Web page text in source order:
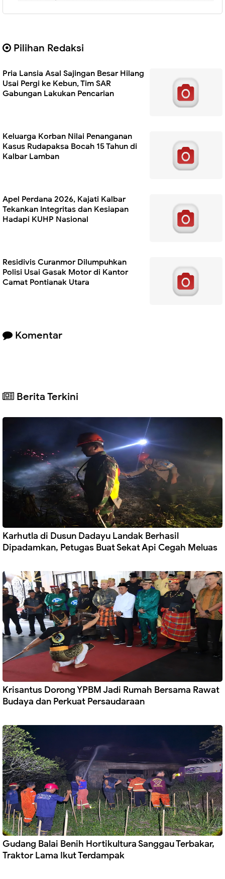
Pilihan Redaksi
Pria Lansia Asal Sajingan Besar Hilang
Usai Pergi ke Kebun, Tim SAR
Gabungan Lakukan Pencarian
Keluarga Korban Nilai Penanganan
Kasus Rudapaksa Bocah 15 Tahun di
Kalbar Lamban
Apel Perdana 2026, Kajati Kalbar
Tekankan Integritas dan Kesiapan
Hadapi KUHP Nasional
Residivis Curanmor Dilumpuhkan
Polisi Usai Gasak Motor di Kantor
Camat Pontianak Utara
Komentar
Berita Terkini
Karhutla di Dusun Dadayu Landak Berhasil
Dipadamkan, Petugas Buat Sekat Api Cegah Meluas
Krisantus Dorong YPBM Jadi Rumah Bersama Rawat
Budaya dan Perkuat Persaudaraan
Gudang Balai Benih Hortikultura Sanggau Terbakar,
Traktor Lama Ikut Terdampak